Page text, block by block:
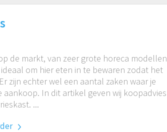
de markt, van zeer grote horeca modellen
om hier eten in te bewaren zodat het
zijn echter wel een aantal zaken waar je
In dit artikel geven wij koopadvies
...